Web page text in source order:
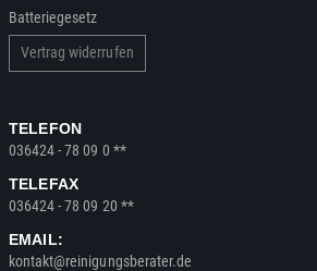
Batteriegesetz
Vertrag widerrufen
TELEFON
036424 - 78 09 0 **
TELEFAX
036424 - 78 09 20 **
EMAIL:
kontakt@reinigungsberater.de